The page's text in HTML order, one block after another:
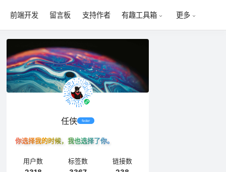
前端开发 留言板 支持作者 有趣工具箱 更多
任侠 feder
你选择我的时候，我也选择了你。
用户数
标签数
链接数